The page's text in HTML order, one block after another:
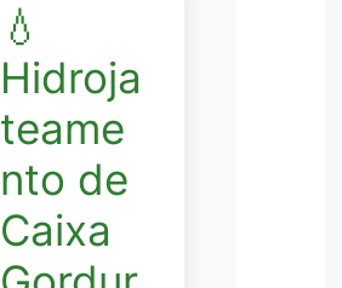
💧
Hidroja
teame
nto de
Caixa